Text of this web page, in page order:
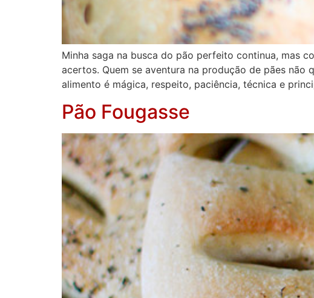
Minha saga na busca do pão perfeito continua, mas
acertos. Quem se aventura na produção de pães não
alimento é mágica, respeito, paciência, técnica e
Pão Fougasse